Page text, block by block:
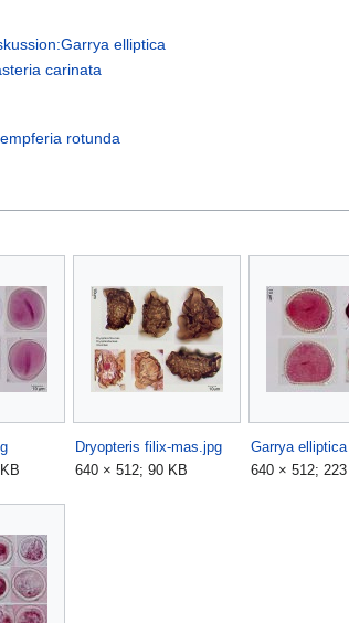
elliptica
carinata
rotunda
Dryopteris filix-mas.jpg
640 × 512; 90 KB
640 × 512;